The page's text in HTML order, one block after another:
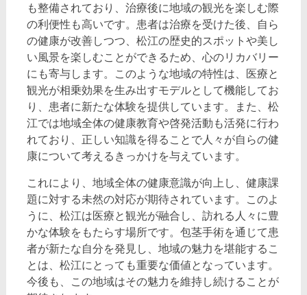
も整備されており、治療後に地域の観光を楽しむ際
の利便性も高いです。患者は治療を受けた後、自ら
の健康が改善しつつ、松江の歴史的スポットや美し
い風景を楽しむことができるため、心のリカバリー
にも寄与します。このような地域の特性は、医療と
観光が相乗効果を生み出すモデルとして機能してお
り、患者に新たな体験を提供しています。また、松
江では地域全体の健康教育や啓発活動も活発に行わ
れており、正しい知識を得ることで人々が自らの健
康について考えるきっかけを与えています。
これにより、地域全体の健康意識が向上し、健康課
題に対する未然の対応が期待されています。このよ
うに、松江は医療と観光が融合し、訪れる人々に豊
かな体験をもたらす場所です。包茎手術を通じて患
者が新たな自分を発見し、地域の魅力を堪能するこ
とは、松江にとっても重要な価値となっています。
今後も、この地域はその魅力を維持し続けることが